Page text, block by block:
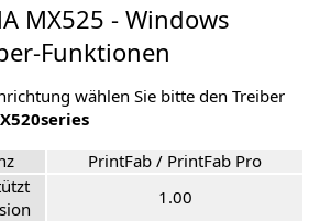
MX525 - Windows
Funktionen
wählen Sie bitte den Treiber
PrintFab / PrintFab Pro
1.00